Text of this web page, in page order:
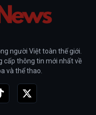
người Việt toàn thế giới.
cấp thông tin mới nhất về
và thể thao.